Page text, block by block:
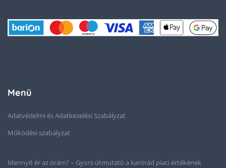
Menü
Adatvédelmi és Adatkezelési Szabályzat
Működési szabályzat
Mennyit ér az órám? – Gyors útmutató a karórád piaci értékének